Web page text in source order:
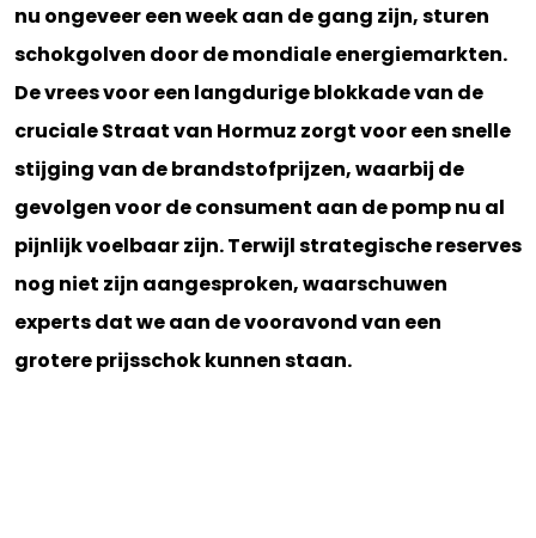
nu ongeveer een week aan de gang zijn, sturen
schokgolven door de mondiale energiemarkten.
De vrees voor een langdurige blokkade van de
cruciale Straat van Hormuz zorgt voor een snelle
stijging van de brandstofprijzen, waarbij de
gevolgen voor de consument aan de pomp nu al
pijnlijk voelbaar zijn. Terwijl strategische reserves
nog niet zijn aangesproken, waarschuwen
experts dat we aan de vooravond van een
grotere prijsschok kunnen staan.